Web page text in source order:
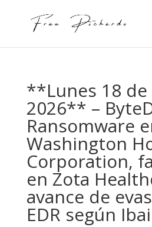
**Lunes 18 de
2026** –
Ransomware
Washington
Corporation,
en Zota
avance de
EDR según